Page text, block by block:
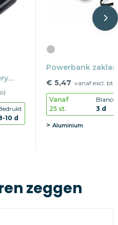
10 d
Powerbank
€ 5,47 vanaf excl.
Vanaf
25 st.
Blanco
3 d
Aluminium
zeggen